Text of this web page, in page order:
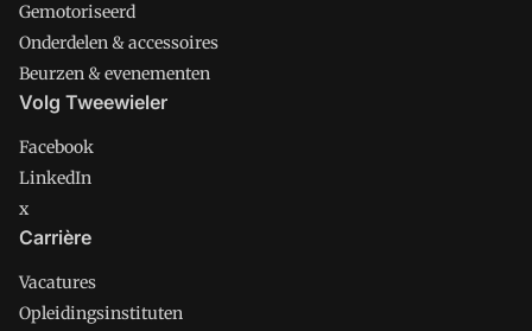
Gemotoriseerd
Onderdelen & accessoires
Beurzen & evenementen
Volg Tweewieler
Facebook
LinkedIn
x
Carrière
Vacatures
Opleidingsinstituten